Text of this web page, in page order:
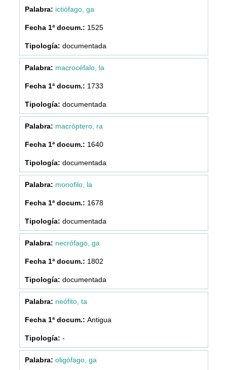
ictiófago, ga
1525
documentada
macrocéfalo, la
1733
documentada
macróptero, ra
1640
documentada
monofilo, la
1678
documentada
necrófago, ga
1802
documentada
neófito, ta
Antigua
-
oligófago, ga